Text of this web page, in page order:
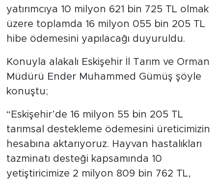
yatırımcıya 10 milyon 621 bin 725 TL olmak
üzere toplamda 16 milyon 055 bin 205 TL
hibe ödemesini yapılacağı duyuruldu.
Konuyla alakalı Eskişehir İl Tarım ve Orman
Müdürü Ender Muhammed Gümüş şöyle
konuştu;
“Eskişehir’de 16 milyon 55 bin 205 TL
tarımsal destekleme ödemesini üreticimizin
hesabına aktarıyoruz. Hayvan hastalıkları
tazminatı desteği kapsamında 10
yetiştiricimize 2 milyon 809 bin 762 TL,